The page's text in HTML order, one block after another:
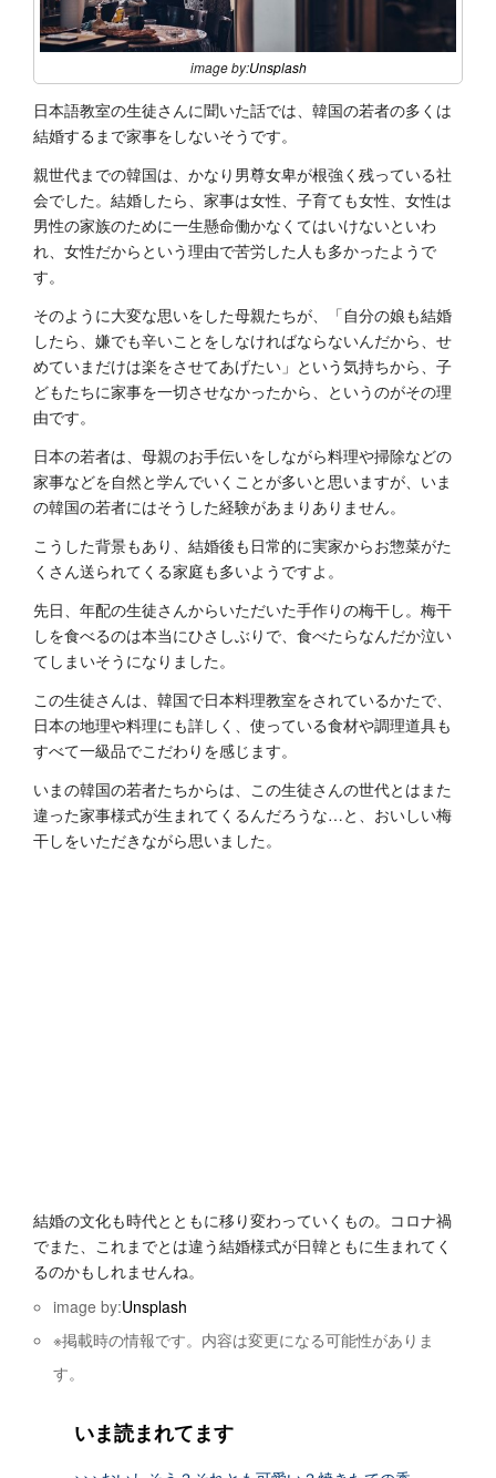
image by:Unsplash
日本語教室の生徒さんに聞いた話では、韓国の若者の多くは
結婚するまで家事をしないそうです。
親世代までの韓国は、かなり男尊女卑が根強く残っている社
会でした。結婚したら、家事は女性、子育ても女性、女性は
男性の家族のために一生懸命働かなくてはいけないといわ
れ、女性だからという理由で苦労した人も多かったようで
す。
そのように大変な思いをした母親たちが、「自分の娘も結婚
したら、嫌でも辛いことをしなければならないんだから、せ
めていまだけは楽をさせてあげたい」という気持ちから、子
どもたちに家事を一切させなかったから、というのがその理
由です。
日本の若者は、母親のお手伝いをしながら料理や掃除などの
家事などを自然と学んでいくことが多いと思いますが、いま
の韓国の若者にはそうした経験があまりありません。
こうした背景もあり、結婚後も日常的に実家からお惣菜がた
くさん送られてくる家庭も多いようですよ。
先日、年配の生徒さんからいただいた手作りの梅干し。梅干
しを食べるのは本当にひさしぶりで、食べたらなんだか泣い
てしまいそうになりました。
この生徒さんは、韓国で日本料理教室をされているかたで、
日本の地理や料理にも詳しく、使っている食材や調理道具も
すべて一級品でこだわりを感じます。
いまの韓国の若者たちからは、この生徒さんの世代とはまた
違った家事様式が生まれてくるんだろうな…と、おいしい梅
干しをいただきながら思いました。
結婚の文化も時代とともに移り変わっていくもの。コロナ禍
でまた、これまでとは違う結婚様式が日韓ともに生まれてく
るのかもしれませんね。
image by:Unsplash
※掲載時の情報です。内容は変更になる可能性がありま
す。
いま読まれてます